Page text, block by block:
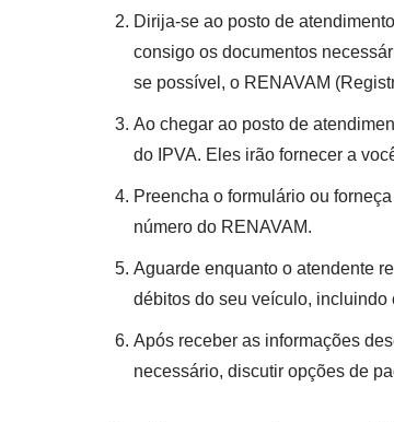
Dirija-se ao posto de
consigo os documentos
se possível, o RENAVAM
Ao chegar ao posto de
do IPVA. Eles irão fornecer a
Preencha o formulário ou
número do RENAVAM.
Aguarde enquanto o atendente
débitos do seu veículo, incluindo
Após receber as informações
necessário, discutir opções de